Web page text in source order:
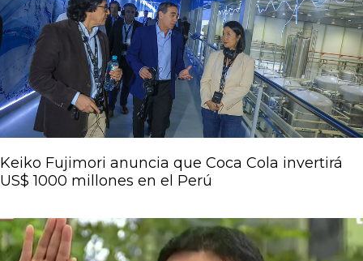
Keiko Fujimori anuncia que Coca Cola invertirá
US$ 1000 millones en el Perú